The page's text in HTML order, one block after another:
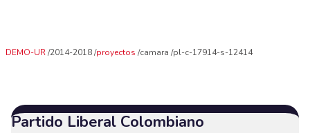
DEMO-UR 2014-2018 proyectos camara pl-c-17914-s-12414
Partido Liberal Colombiano